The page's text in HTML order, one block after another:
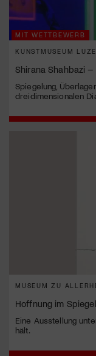
MIT WETTBEWERB
KUNSTMUSEUM
Shirana Shahbazi
Spiegelung,
dreidimensionalen
MUSEUM ZU
Hoffnung im
Eine Ausstellung
hält.